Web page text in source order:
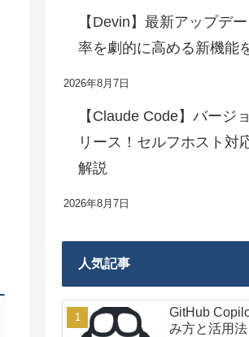
【Devin】最新アップデ
率を劇的に高める新機能
2026年8月7日
【Claude Code】バージ
リース！セルフホスト対
解説
2026年8月7日
人気記事
GitHub
み方と活用